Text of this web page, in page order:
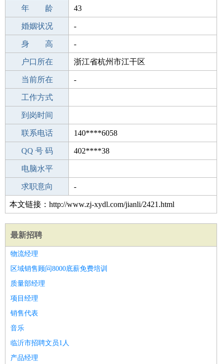
性 别 女
年 龄 43
出生年月 1983-07-27
婚姻状况 -
学 历 初中
身 高 -
毕业学校 重庆云阳县龙市初级中学
户口所在 浙江省杭州市江干区
所学专业 -
当前所在 -
工作经验
工作方式
驾 照
到岗时间
期望月薪
联系电话 140****6058
手机号码 140****6058
QQ 号 码 402****38
微信号码
电脑水平
外语水平
求职意向 -
本文链接：http://www.zj-xydl.com/jianli/2421.html
最新招聘
物流经理
区域销售顾问8000底薪免费培训
质量部经理
项目经理
销售代表
音乐
临沂市招聘文员1人
产品经理